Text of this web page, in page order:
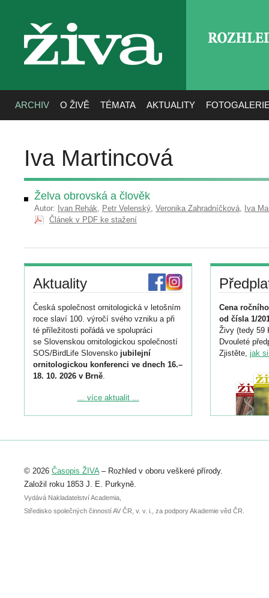
živa
ARCHIV O ŽIVĚ TÉMATA AKTUALITY
Iva Martincová
Želva obrovská a člověk
Autor: Ivan Rehák, Petr Velenský, Veronika Zahradníčková, Iva
Článek v PDF ke stažení
Aktuality
Česká společnost ornitologická v letošním
roce slaví 100. výročí svého vzniku a při
té příležitosti pořádá ve spolupráci
se Slovenskou ornitologickou společností
SOS/BirdLife Slovensko jubilejní
ornitologickou konferenci ve dnech 16.–
18. 10. 2026 v Brně.
Podrobnější informace ke konferenci
Registrovat se můžete do 6. září.
abstraktu přihlášené přednášky nebo
posteru je už 30. června.
... více aktualit ...
Cena
od čísla 1/
Živy (tedy 59
Dvouleté
Zjistěte, jak
© 2026 Časopis ŽIVA– Rozhled v oboru veškeré přírody.
Založil roku 1853 J. E. Purkyně.
Vydává Nakladatelství Academia,
Středisko společných činností AV ČR, v. v. i., za podpory Akademie věd ČR.